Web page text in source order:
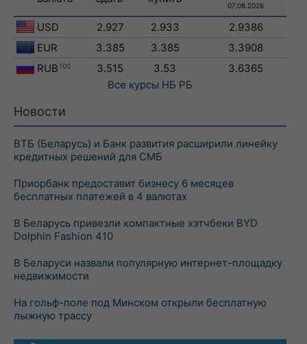
07.08.2026
USD 2.927 2.933
2.9386
EUR
3.385 3.385
3.3908
RUB 100 3.515 3.53
3.6365
Все курсы НБ РБ
Новости
ВТБ (Беларусь) и Банк развития расширили линейку
кредитных решений для СМБ
Приорбанк предоставит бизнесу 6 месяцев
бесплатных платежей в 4 валютах
В Беларусь привезли компактные хэтчбеки BYD
Dolphin Fashion 410
В Беларуси назвали популярную интернет-площадку
недвижимости
На гольф-поле под Минском открыли бесплатную
лыжную трассу